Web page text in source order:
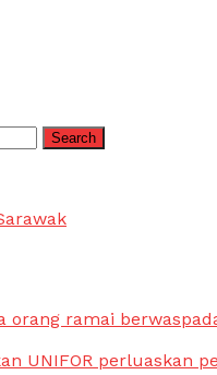
orang ramai
UNIFOR perluaskan